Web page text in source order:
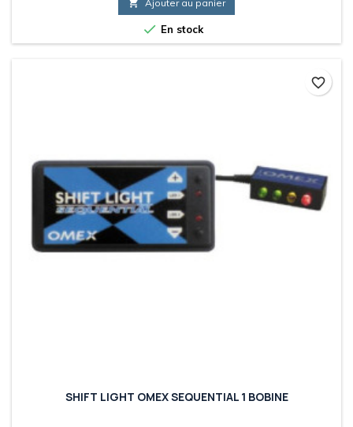
 Ajouter au panier
 En stock
SHIFT LIGHT OMEX SEQUENTIAL 1 BOBINE
favorite_border